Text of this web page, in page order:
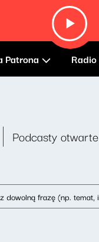
Patrona Radio
Podcasty otwarte